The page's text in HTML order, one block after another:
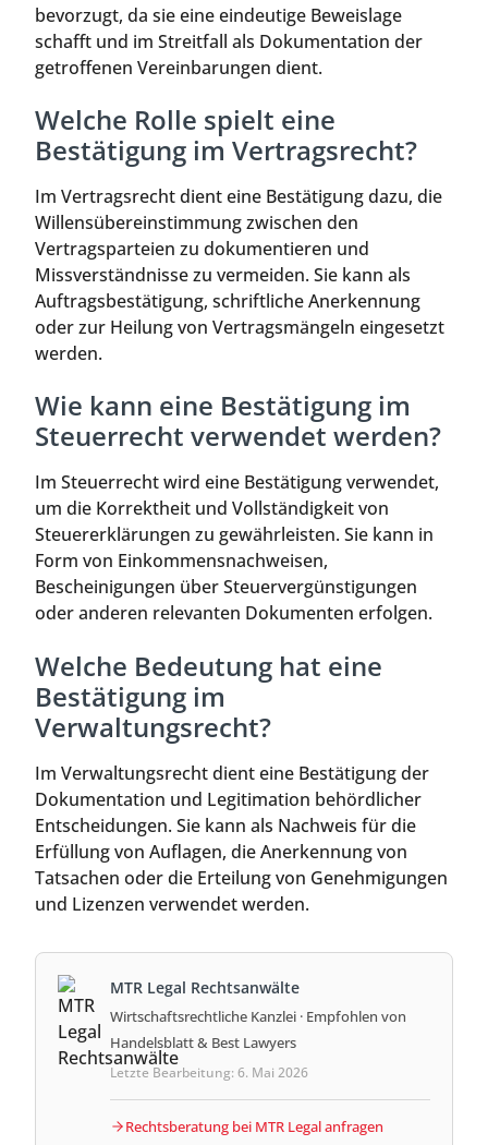
bevorzugt, da sie eine eindeutige Beweislage
schafft und im Streitfall als Dokumentation der
getroffenen Vereinbarungen dient.
Welche Rolle spielt eine
Bestätigung im Vertragsrecht?
Im Vertragsrecht dient eine Bestätigung dazu, die
Willensübereinstimmung zwischen den
Vertragsparteien zu dokumentieren und
Missverständnisse zu vermeiden. Sie kann als
Auftragsbestätigung, schriftliche Anerkennung
oder zur Heilung von Vertragsmängeln eingesetzt
werden.
Wie kann eine Bestätigung im
Steuerrecht verwendet werden?
Im Steuerrecht wird eine Bestätigung verwendet,
um die Korrektheit und Vollständigkeit von
Steuererklärungen zu gewährleisten. Sie kann in
Form von Einkommensnachweisen,
Bescheinigungen über Steuervergünstigungen
oder anderen relevanten Dokumenten erfolgen.
Welche Bedeutung hat eine
Bestätigung im
Verwaltungsrecht?
Im Verwaltungsrecht dient eine Bestätigung der
Dokumentation und Legitimation behördlicher
Entscheidungen. Sie kann als Nachweis für die
Erfüllung von Auflagen, die Anerkennung von
Tatsachen oder die Erteilung von Genehmigungen
und Lizenzen verwendet werden.
MTR Legal Rechtsanwälte
Wirtschaftsrechtliche Kanzlei · Empfohlen von
Handelsblatt & Best Lawyers
Letzte Bearbeitung: 6. Mai 2026
Rechtsberatung bei MTR Legal anfragen